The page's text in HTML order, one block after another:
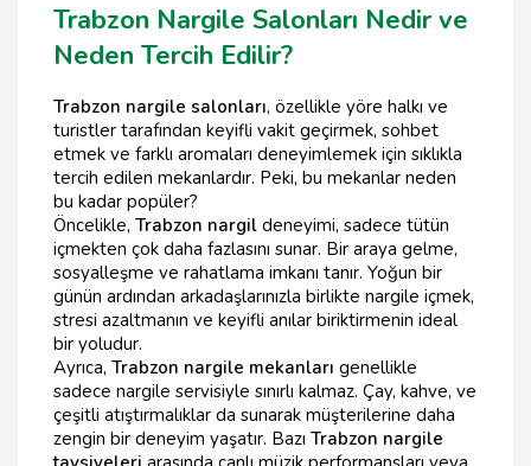
Trabzon Nargile Salonları Nedir ve
Neden Tercih Edilir?
Trabzon nargile salonları, özellikle yöre halkı ve
turistler tarafından keyifli vakit geçirmek, sohbet
etmek ve farklı aromaları deneyimlemek için sıklıkla
tercih edilen mekanlardır. Peki, bu mekanlar neden
bu kadar popüler?
Öncelikle, Trabzon nargil deneyimi, sadece tütün
içmekten çok daha fazlasını sunar. Bir araya gelme,
sosyalleşme ve rahatlama imkanı tanır. Yoğun bir
günün ardından arkadaşlarınızla birlikte nargile içmek,
stresi azaltmanın ve keyifli anılar biriktirmenin ideal
bir yoludur.
Ayrıca, Trabzon nargile mekanları genellikle
sadece nargile servisiyle sınırlı kalmaz. Çay, kahve, ve
çeşitli atıştırmalıklar da sunarak müşterilerine daha
zengin bir deneyim yaşatır. Bazı Trabzon nargile